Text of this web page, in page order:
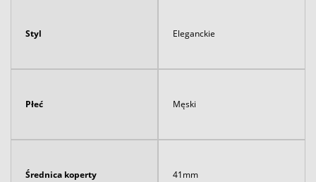
Styl Eleganckie
Płeć Męski
Średnica koperty 41mm